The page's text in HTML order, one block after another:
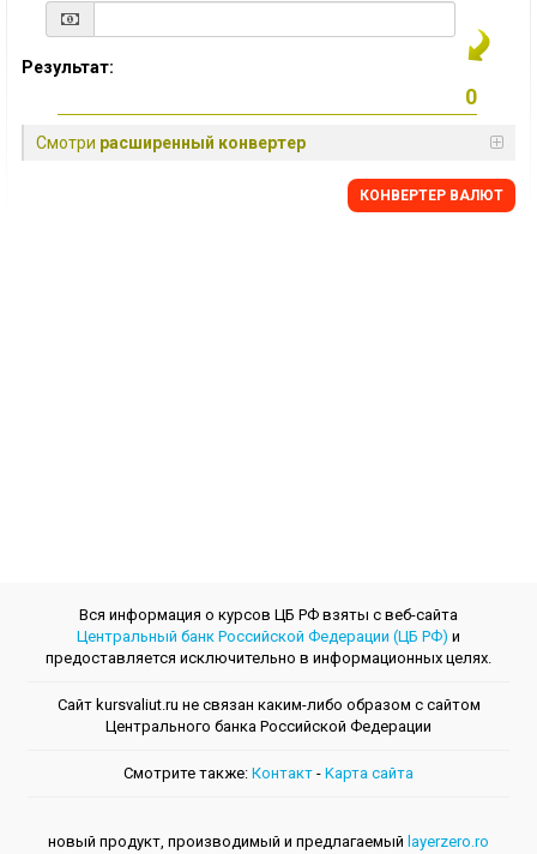
Результат:
Смотри расширенный конвертер
КОНВЕРТЕР ВАЛЮТ
Вся информация о курсов ЦБ РФ взяты с веб-сайта
Центральный банк Российской Федерации (ЦБ РФ) и
предоставляется исключительно в информационных целях.
Сайт kursvaliut.ru не связан каким-либо образом с сайтом
Центрального банкa Российской Федерации
Смотрите также: Контакт - Kарта сайта
новый продукт, производимый и предлагаемый layerzero.ro